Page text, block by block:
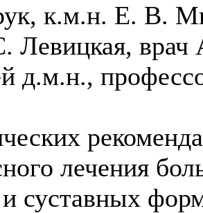
к.м.н. Е. В.
Левицкая,
д.м.н.,
лечения
суставных